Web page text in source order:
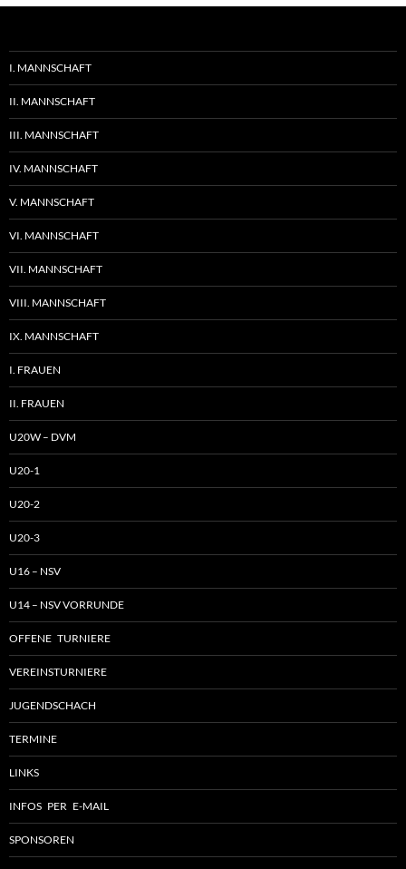
I. MANNSCHAFT
II. MANNSCHAFT
III. MANNSCHAFT
IV. MANNSCHAFT
V. MANNSCHAFT
VI. MANNSCHAFT
VII. MANNSCHAFT
VIII. MANNSCHAFT
IX. MANNSCHAFT
I. FRAUEN
II. FRAUEN
U20W – DVM
U20-1
U20-2
U20-3
U16 – NSV
U14 – NSV VORRUNDE
OFFENE TURNIERE
VEREINSTURNIERE
JUGENDSCHACH
TERMINE
LINKS
INFOS PER E-MAIL
SPONSOREN